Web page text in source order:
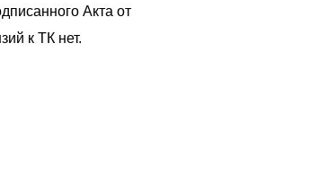
Акта от
к ТК нет.